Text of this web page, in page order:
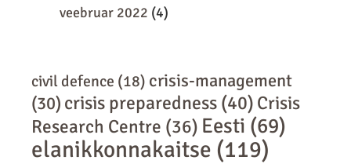
veebruar 2022 (4)
civil defence (18) crisis-management
(30) crisis preparedness (40) Crisis
Research Centre (36) Eesti (69)
elanikkonnakaitse (119)